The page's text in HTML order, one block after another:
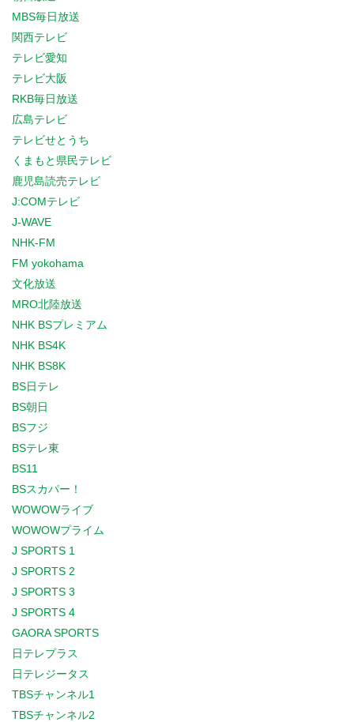
MBS毎日放送
関西テレビ
テレビ愛知
テレビ大阪
RKB毎日放送
広島テレビ
テレビせとうち
くまもと県民テレビ
鹿児島読売テレビ
J:COMテレビ
J-WAVE
NHK-FM
FM yokohama
文化放送
MRO北陸放送
NHK BSプレミアム
NHK BS4K
NHK BS8K
BS日テレ
BS朝日
BSフジ
BSテレ東
BS11
BSスカパー！
WOWOWライブ
WOWOWプライム
J SPORTS 1
J SPORTS 2
J SPORTS 3
J SPORTS 4
GAORA SPORTS
日テレプラス
日テレジータス
TBSチャンネル1
TBSチャンネル2